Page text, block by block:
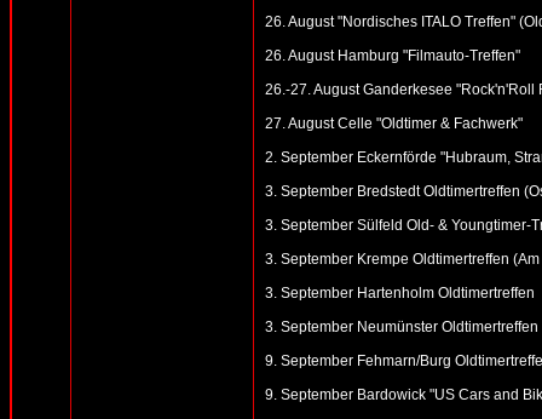
26. August "Nordisches ITALO Treffen"
26. August Hamburg "Filmauto-Treffen"
26.-27. August Ganderkesee "Rock'n'Roll
27. August Celle "Oldtimer & Fachwerk"
2. September Eckernförde "Hubraum,
3. September Bredstedt Oldtimertreffen
3. September Sülfeld Old- & Youngtimer-
3. September Krempe Oldtimertreffen
3. September Hartenholm Oldtimertreffen
3. September Neumünster
9. September Fehmarn/Burg
9. September Bardowick "US Cars and